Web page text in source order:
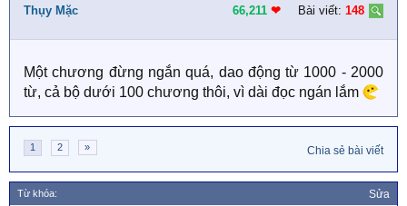
i
n
:
Thụy Mặc 66,211 ❤︎ Bài viết: 148
Một chương đừng ngắn quá, dao động từ 1000 - 2000
từ, cả bộ dưới 100 chương thôi, vì dài đọc ngán lắm
1 2 » Chia sẻ bài viết
Từ khóa: Sửa